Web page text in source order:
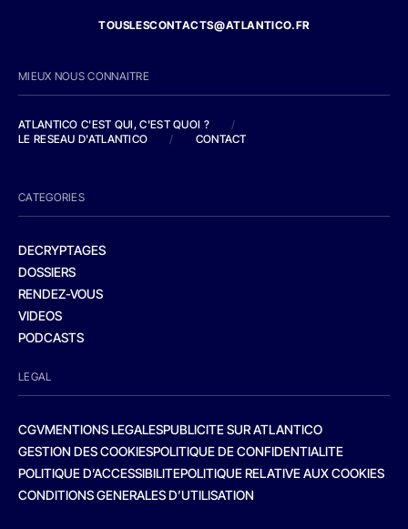
TOUSLESCONTACTS@ATLANTICO.FR
MIEUX NOUS CONNAITRE
ATLANTICO C'EST QUI, C'EST QUOI ?
/
LE RESEAU D'ATLANTICO
/ CONTACT
CATEGORIES
DECRYPTAGES
DOSSIERS
RENDEZ-VOUS
VIDEOS
PODCASTS
LEGAL
CGVMENTIONS LEGALESPUBLICITE SUR ATLANTICO
GESTION DES COOKIESPOLITIQUE DE CONFIDENTIALITE
POLITIQUE D’ACCESSIBILITEPOLITIQUE RELATIVE AUX COOKIES
CONDITIONS GENERALES D’UTILISATION